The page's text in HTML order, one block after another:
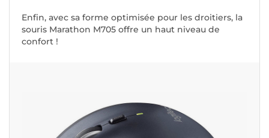
Enfin, avec sa forme optimisée pour les droitiers, la
souris Marathon M705 offre un haut niveau de
confort !